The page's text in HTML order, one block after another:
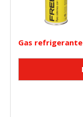
Gas refrigerante